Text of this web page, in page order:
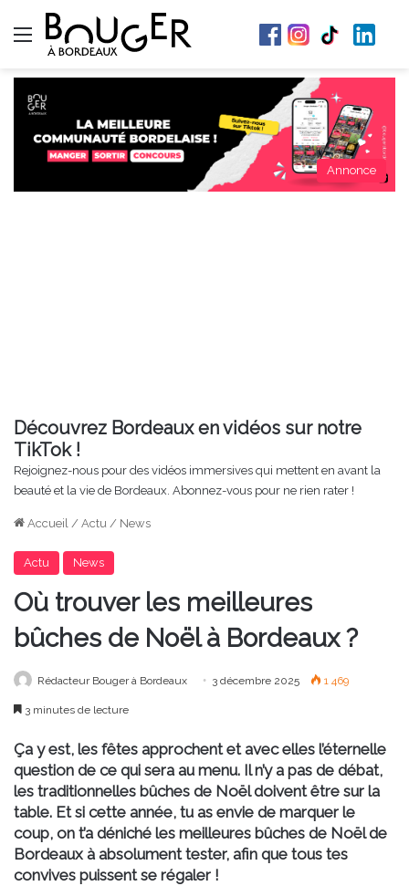
Menu
Annonce
Découvrez Bordeaux en vidéos sur notre
TikTok !
Rejoignez-nous pour des vidéos immersives qui mettent en avant la
beauté et la vie de Bordeaux. Abonnez-vous pour ne rien rater !
Accueil / Actu / News
Actu News
Où trouver les meilleures
bûches de Noël à Bordeaux ?
Rédacteur Bouger à Bordeaux 3 décembre 2025 1 469
3 minutes de lecture
Ça y est, les fêtes approchent et avec elles l’éternelle
question de ce qui sera au menu. Il n’y a pas de débat,
les traditionnelles bûches de Noël doivent être sur la
table. Et si cette année, tu as envie de marquer le
coup, on t’a déniché les meilleures bûches de Noël de
Bordeaux à absolument tester, afin que tous tes
convives puissent se régaler !